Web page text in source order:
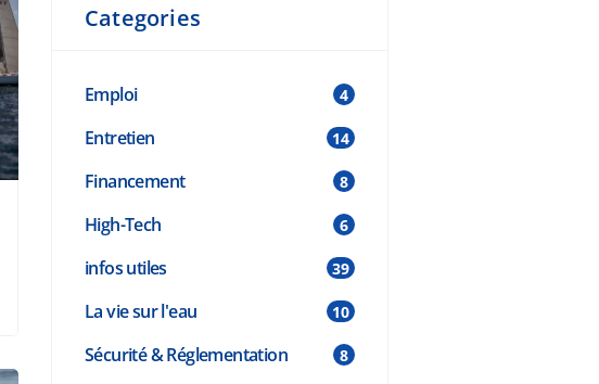
Categories
Emploi 4
Entretien 14
Financement 8
High-Tech 6
infos utiles 39
La vie sur l'eau 10
Sécurité & Réglementation 8